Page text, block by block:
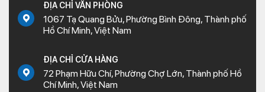
ĐỊA CHỈ VĂN PHÒNG
1067 Tạ Quang Bửu, Phường Bình Đông, Thành phố
Hồ Chí Minh, Việt Nam
ĐỊA CHỈ CỬA HÀNG
72 Phạm Hữu Chí, Phường Chợ Lớn, Thành phố Hồ
Chí Minh, Việt Nam